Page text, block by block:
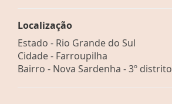
Localização
Estado - Rio Grande do Sul
Cidade - Farroupilha
Bairro - Nova Sardenha - 3º distrito